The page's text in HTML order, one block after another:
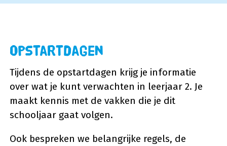
Opstartdagen
Tijdens de opstartdagen krijg je informatie
over wat je kunt verwachten in leerjaar 2. Je
maakt kennis met de vakken die je dit
schooljaar gaat volgen.
Ook bespreken we belangrijke regels, de